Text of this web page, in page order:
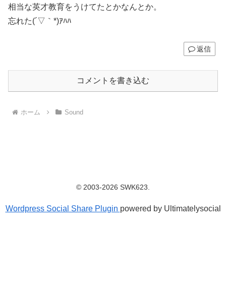
相当な英才教育をうけてたとかなんとか。
忘れた(´▽｀*)ｱﾊﾊ
返信
コメントを書き込む
ホーム Sound
© 2003-2026 SWK623.
Wordpress Social Share Plugin powered by Ultimatelysocial